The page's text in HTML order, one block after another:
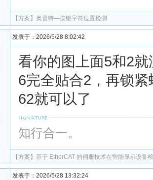
【方案】 奥普特—按键字符位置检测
发表于：2026/5/28 8:02:42
看你的图上面5和2
6完全贴合2，再锁
62就可以了
知行合一。
【方案】 基于 EtherCAT 的伺服技术在智能显示设备
发表于：2026/5/28 13:32:24